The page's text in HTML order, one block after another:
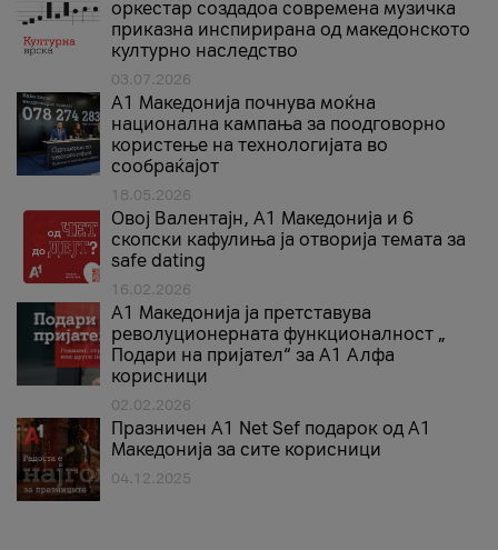
оркестар создадоа современа музичка
приказна инспирирана од македонското
културно наследство
03.07.2026
A1 Македонија почнува моќна
национална кампања за поодговорно
користење на технологијата во
сообраќајот
18.05.2026
Овој Валентајн, A1 Македонија и 6
скопски кафулиња ја отворија темата за
safe dating
16.02.2026
А1 Македонија ја претставува
револуционерната функционалност „
Подари на пријател“ за А1 Алфа
корисници
02.02.2026
Празничен A1 Net Sеf подарок од А1
Македонија за сите корисници
04.12.2025